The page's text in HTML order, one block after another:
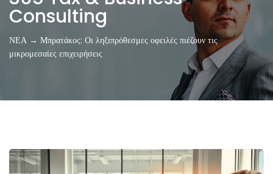
Consulting
ΝΕΑ → Μπρατάκος: Οι ληξιπρόθεσμες οφειλές πιέζουν τις
μικρομεσαίες επιχειρήσεις